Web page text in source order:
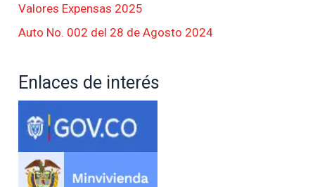
Valores Expensas 2025
Auto No. 002 del 28 de Agosto 2024
Enlaces de interés